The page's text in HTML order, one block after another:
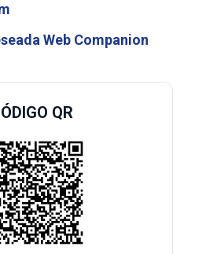
Web Companion
QR